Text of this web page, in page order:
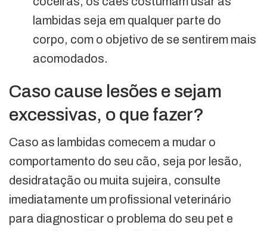
lambidas seja em qualquer parte do
corpo, com o objetivo de se sentirem mais
acomodados.
Caso cause lesões e sejam
excessivas, o que fazer?
Caso as lambidas comecem a mudar o
comportamento do seu cão, seja por lesão,
desidratação ou muita sujeira, consulte
imediatamente um profissional veterinário
para diagnosticar o problema do seu pet e